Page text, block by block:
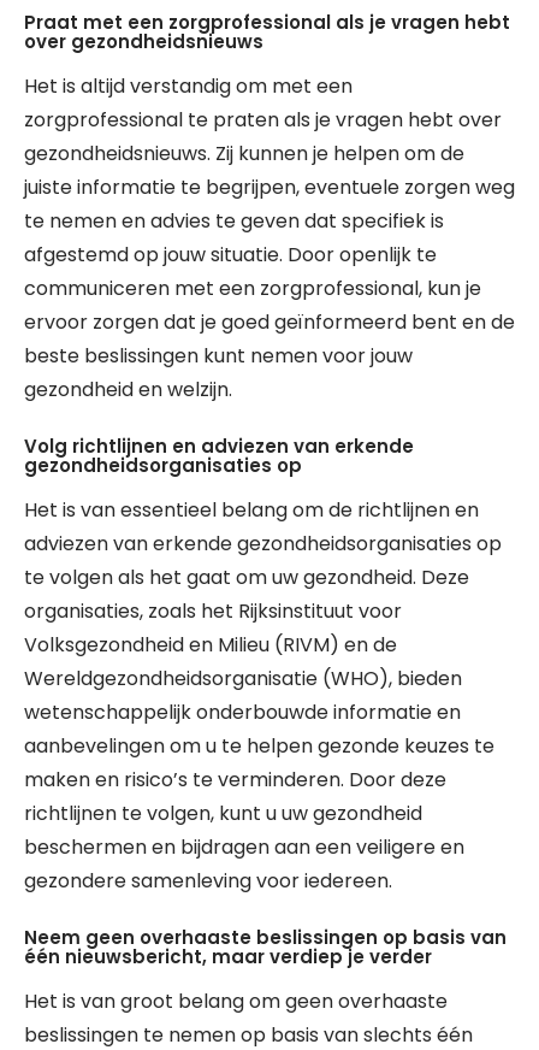
Praat met een zorgprofessional als je vragen hebt
over gezondheidsnieuws
Het is altijd verstandig om met een
zorgprofessional te praten als je vragen hebt over
gezondheidsnieuws. Zij kunnen je helpen om de
juiste informatie te begrijpen, eventuele zorgen weg
te nemen en advies te geven dat specifiek is
afgestemd op jouw situatie. Door openlijk te
communiceren met een zorgprofessional, kun je
ervoor zorgen dat je goed geïnformeerd bent en de
beste beslissingen kunt nemen voor jouw
gezondheid en welzijn.
Volg richtlijnen en adviezen van erkende
gezondheidsorganisaties op
Het is van essentieel belang om de richtlijnen en
adviezen van erkende gezondheidsorganisaties op
te volgen als het gaat om uw gezondheid. Deze
organisaties, zoals het Rijksinstituut voor
Volksgezondheid en Milieu (RIVM) en de
Wereldgezondheidsorganisatie (WHO), bieden
wetenschappelijk onderbouwde informatie en
aanbevelingen om u te helpen gezonde keuzes te
maken en risico’s te verminderen. Door deze
richtlijnen te volgen, kunt u uw gezondheid
beschermen en bijdragen aan een veiligere en
gezondere samenleving voor iedereen.
Neem geen overhaaste beslissingen op basis van
één nieuwsbericht, maar verdiep je verder
Het is van groot belang om geen overhaaste
beslissingen te nemen op basis van slechts één